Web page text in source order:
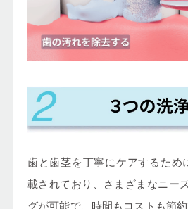
歯と歯茎を丁寧にケアするため
載されており、さまざまなニー
グが可能で、時間もコストも節約